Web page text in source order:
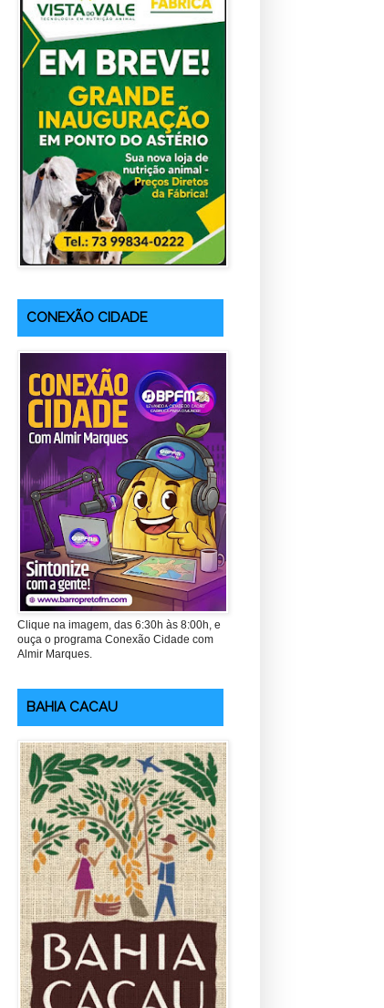
CONEXÃO CIDADE
Clique na imagem, das 6:30h às 8:00h, e
ouça o programa Conexão Cidade com
Almir Marques.
BAHIA CACAU